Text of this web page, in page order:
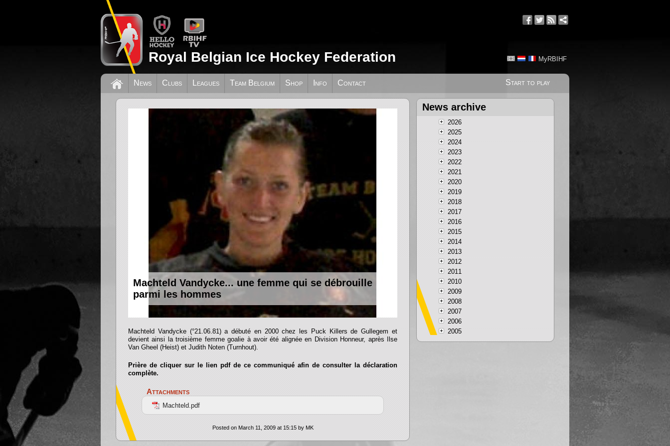
MyRBIHF
Royal Belgian Ice Hockey Federation
Start to play
News Clubs Leagues Team Belgium Shop Info Contact
Machteld Vandycke... une femme qui se débrouille
parmi les hommes
Machteld Vandycke (°21.06.81) a débuté en 2000 chez les Puck Killers de Gullegem et
devient ainsi la troisième femme goalie à avoir été alignée en Division Honneur, après Ilse
Van Gheel (Heist) et Judith Noten (Turnhout).
Prière de cliquer sur le lien pdf de ce communiqué afin de consulter la déclaration
complète.
Attachments
Machteld.pdf
Posted on March 11, 2009 at 15:15 by MK
News archive
2026
2025
2024
2023
2022
2021
2020
2019
2018
2017
2016
2015
2014
2013
2012
2011
2010
2009
2008
2007
2006
2005